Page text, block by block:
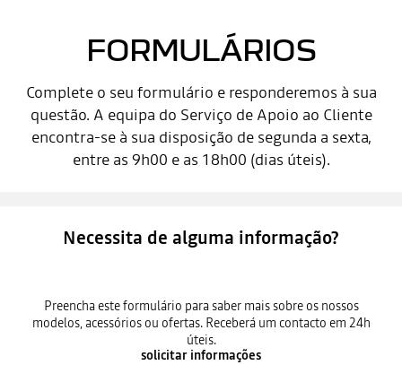
FORMULÁRIOS
Complete o seu formulário e responderemos à sua
questão. A equipa do Serviço de Apoio ao Cliente
encontra-se à sua disposição de segunda a sexta,
entre as 9h00 e as 18h00 (dias úteis).
Necessita de alguma informação?
Preencha este formulário para saber mais sobre os nossos
modelos, acessórios ou ofertas. Receberá um contacto em 24h
úteis.
solicitar informações